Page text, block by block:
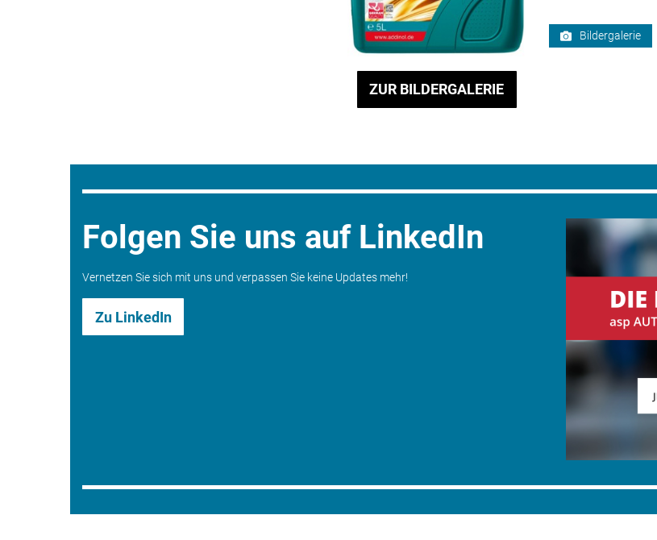
Bildergalerie
ZUR BILDERGALERIE
Folgen Sie uns auf LinkedIn
Vernetzen Sie sich mit uns und verpassen Sie keine Updates mehr!
Zu LinkedIn